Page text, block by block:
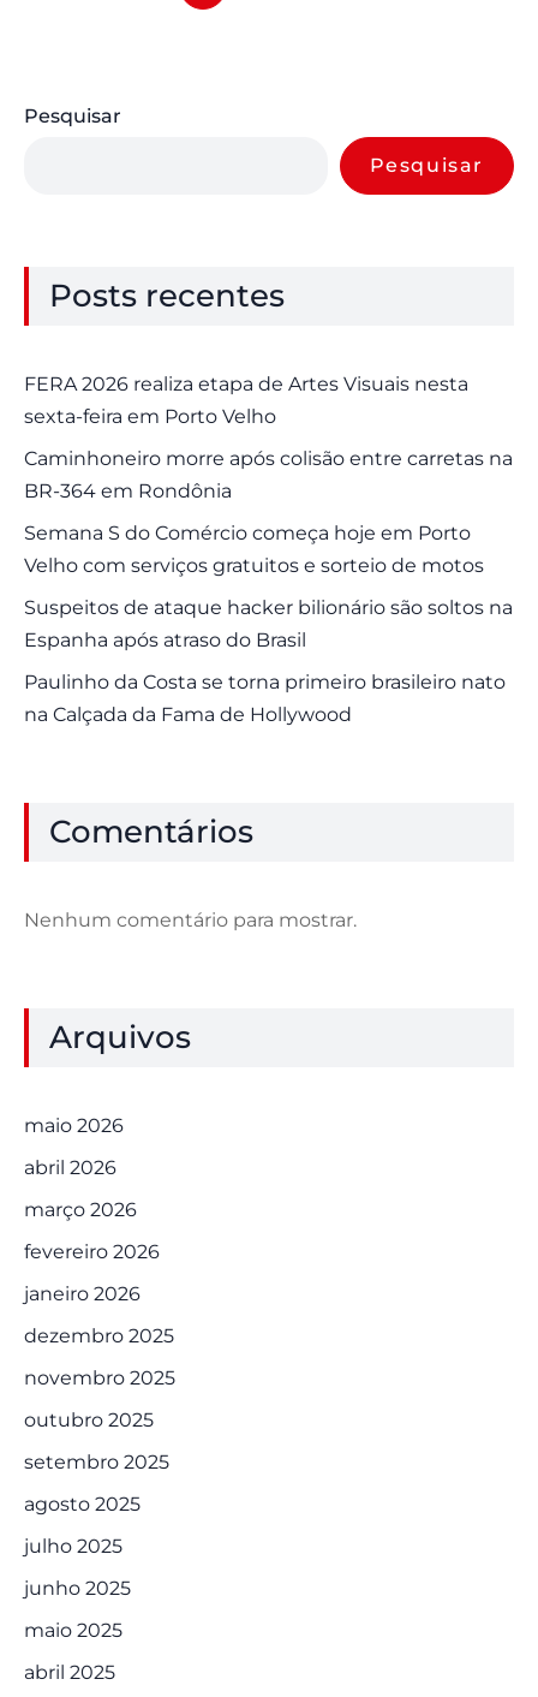
Pesquisar
Pesquisar
Posts recentes
FERA 2026 realiza etapa de Artes Visuais nesta
sexta-feira em Porto Velho
Caminhoneiro morre após colisão entre carretas na
BR-364 em Rondônia
Semana S do Comércio começa hoje em Porto
Velho com serviços gratuitos e sorteio de motos
Suspeitos de ataque hacker bilionário são soltos na
Espanha após atraso do Brasil
Paulinho da Costa se torna primeiro brasileiro nato
na Calçada da Fama de Hollywood
Comentários
Nenhum comentário para mostrar.
Arquivos
maio 2026
abril 2026
março 2026
fevereiro 2026
janeiro 2026
dezembro 2025
novembro 2025
outubro 2025
setembro 2025
agosto 2025
julho 2025
junho 2025
maio 2025
abril 2025